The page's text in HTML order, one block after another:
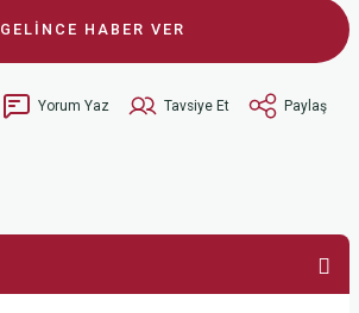
GELİNCE HABER VER
Yorum Yaz Tavsiye Et Paylaş